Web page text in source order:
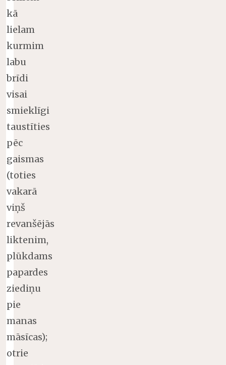
kā
lielam
kurmim
labu
brīdi
visai
smieklīgi
taustīties
pēc
gaismas
(toties
vakarā
viņš
revanšējās
liktenim,
plūkdams
papardes
ziediņu
pie
manas
māsīcas);
otrie